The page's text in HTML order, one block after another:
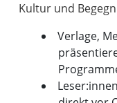
Verlage,